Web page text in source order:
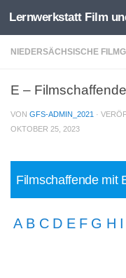
Zum Inhalt springen
Lernwerkstatt Film
NIEDERSÄCHSISCHE
E –
VON GFS-ADMIN_2021 ·
OKTOBER 25, 2023
Filmschaffende mit
A B C D E F G H I